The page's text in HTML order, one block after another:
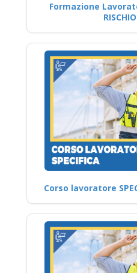
Formazione
Corso lavoratore